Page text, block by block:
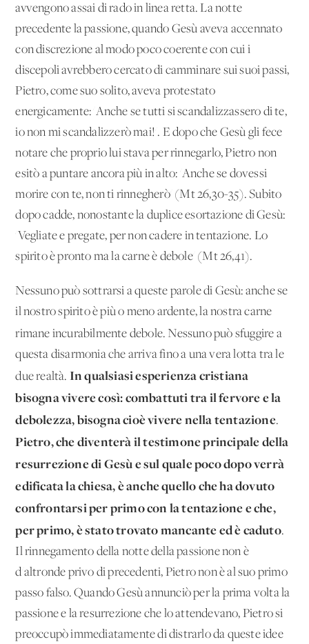
avvengono assai di rado in linea retta. La notte
precedente la passione, quando Gesù aveva accennato
con discre­zione al modo poco coerente con cui i
discepoli avrebbero cer­cato di camminare sui suoi passi,
Pietro, come suo solito, aveva protestato
energicamente: 'Anche se tutti si scandalizzassero di te,
io non mi scandalizzerò mai!'. E dopo che Gesù gli fece
no­tare che proprio lui stava per rinnegarlo, Pietro non
esitò a pun­tare ancora più in alto: 'Anche se dovessi
morire con te, non ti rinnegherò' (Mt 26,30-35). Subito
dopo cadde, nonostante la duplice esortazione di Gesù:
'Vegliate e pregate, per non ca­dere in tentazione. Lo
spirito è pronto ma la carne è debole' (Mt 26,41).
Nessuno può sottrarsi a queste parole di Gesù: anche se
il no­stro spirito è più o meno ardente, la nostra carne
rimane incura­bilmente debole. Nessuno può sfuggire a
questa disarmonia che arriva fino a una vera lotta tra le
due realtà. In qualsiasi espe­rienza cristiana
bisogna vivere così: combattuti tra il fervore e la
debolezza, bisogna cioè vivere nella tentazione.
Pietro, che diventerà il testimone principale della
resurrezione di Gesù e sul quale poco dopo verrà
edificata la chiesa, è anche quello che ha dovuto
confrontarsi per primo con la tentazione e che,
per primo, è stato trovato mancante ed è caduto.
Il rinnegamento della notte della passione non è
d'altronde privo di precedenti, Pietro non è al suo primo
passo falso. Quando Gesù annunciò per la prima volta la
passione e la resurrezione che lo attendeva­no, Pietro si
preoccupò immediatamente di distrarlo da queste idee